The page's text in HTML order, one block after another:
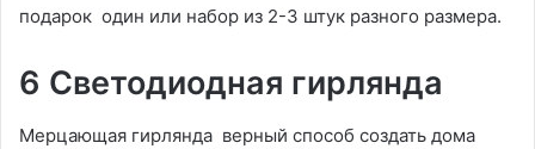
подарок один или набор из 2-3 штук разного размера.
6 Светодиодная гирлянда
Мерцающая гирлянда верный способ создать дома